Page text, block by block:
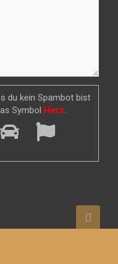
du kein Spambot bist
Symbol Herz.